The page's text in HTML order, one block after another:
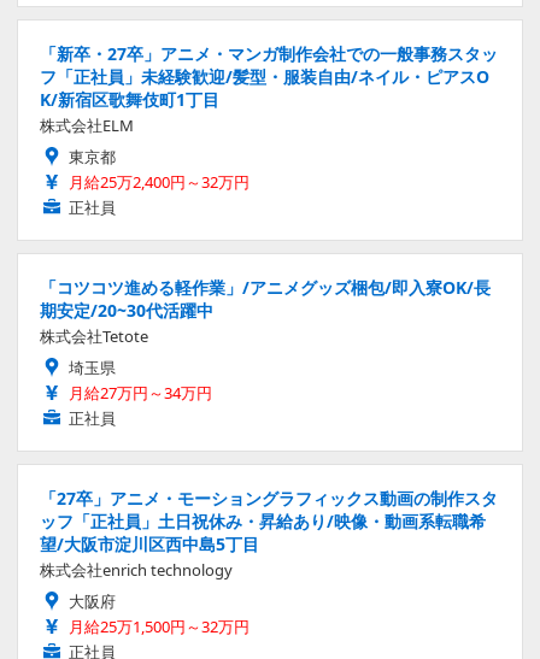
「新卒・27卒」アニメ・マンガ制作会社での一般事務スタッ
フ「正社員」未経験歓迎/髪型・服装自由/ネイル・ピアスO
K/新宿区歌舞伎町1丁目
株式会社ELM
東京都
月給25万2,400円～32万円
正社員
「コツコツ進める軽作業」/アニメグッズ梱包/即入寮OK/長
期安定/20~30代活躍中
株式会社Tetote
埼玉県
月給27万円～34万円
正社員
「27卒」アニメ・モーショングラフィックス動画の制作スタ
ッフ「正社員」土日祝休み・昇給あり/映像・動画系転職希
望/大阪市淀川区西中島5丁目
株式会社enrich technology
大阪府
月給25万1,500円～32万円
正社員